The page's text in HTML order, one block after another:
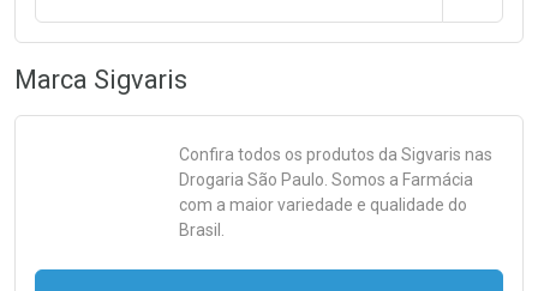
Marca Sigvaris
Confira todos os produtos da Sigvaris nas
Drogaria São Paulo. Somos a Farmácia
com a maior variedade e qualidade do
Brasil.